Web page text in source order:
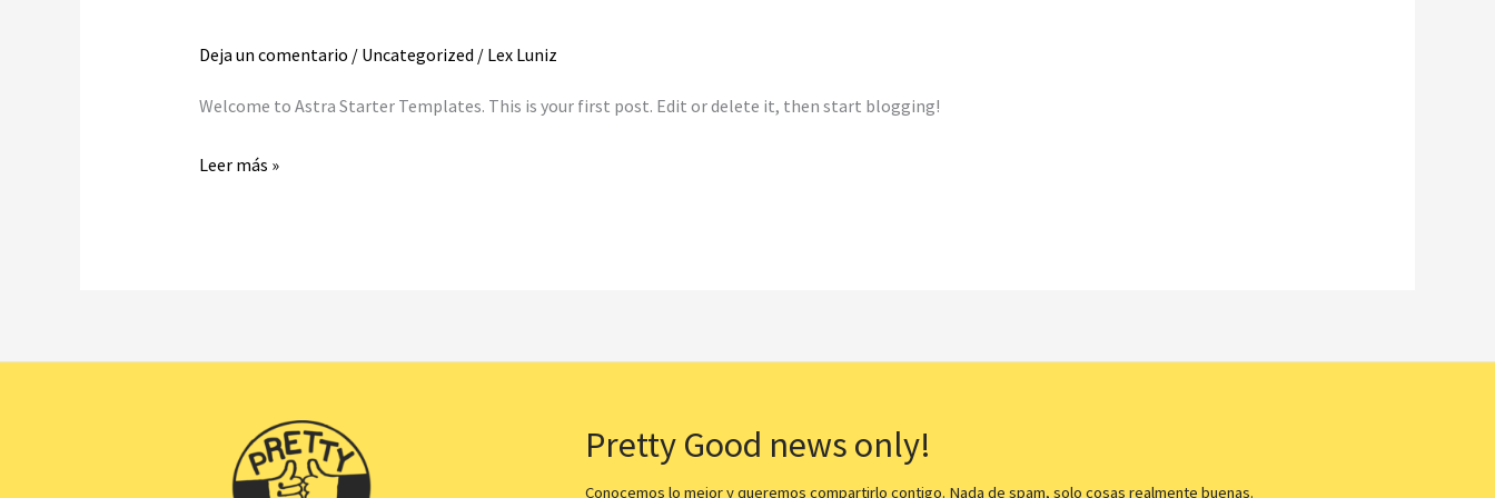
Deja un comentario / Uncategorized / Lex Luniz
Welcome to Astra Starter Templates. This is your first post. Edit or delete it, then start blogging!
Leer más »
Pretty Good news only!
Conocemos lo mejor y queremos compartirlo contigo. Nada de spam, solo cosas realmente buenas.